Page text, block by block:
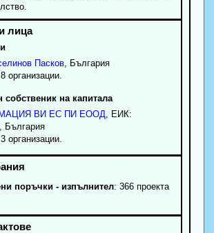
Пасков, България
организации.
собственик на капитала
ВИ ЕС ПИ ЕООД , ЕИК:
България
организации.
поръчки - изпълнител: 366 проекта